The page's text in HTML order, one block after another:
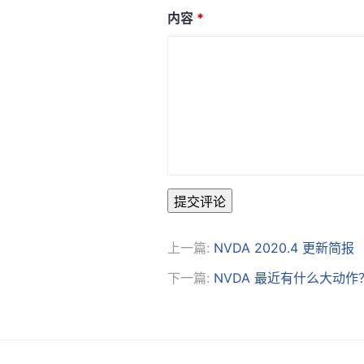
内容
提交评论
上一篇: NVDA 2020.4 更新简报
下一篇: NVDA 最近有什么大动作